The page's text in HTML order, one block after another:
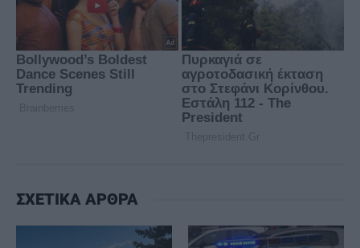
ΣΧΕΤΙΚΑ ΑΡΘΡΑ